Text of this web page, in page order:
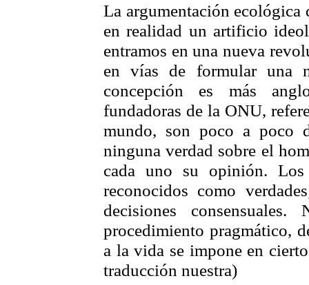
La argumentación ecológica
en realidad un artificio
entramos en una nueva
en vías de formular una
concepción es más
fundadoras de la ONU,
mundo, son poco a poco
ninguna verdad sobre el
cada uno su opinión.
reconocidos como
decisiones
procedimiento pragmático,
a la vida se impone en
traducción nuestra)